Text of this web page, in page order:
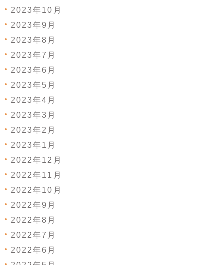
2023年10月
2023年9月
2023年8月
2023年7月
2023年6月
2023年5月
2023年4月
2023年3月
2023年2月
2023年1月
2022年12月
2022年11月
2022年10月
2022年9月
2022年8月
2022年7月
2022年6月